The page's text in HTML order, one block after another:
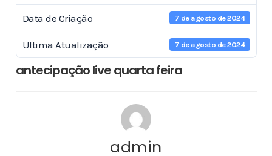
Data de Criação 7 de agosto de 2024
Ultima Atualização 7 de agosto de 2024
antecipação live quarta feira
admin